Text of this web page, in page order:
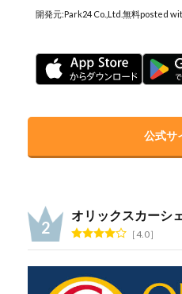
開発元:Park24 Co.,Ltd. 無料posted
公式サ
オリックスカーシ
4.0